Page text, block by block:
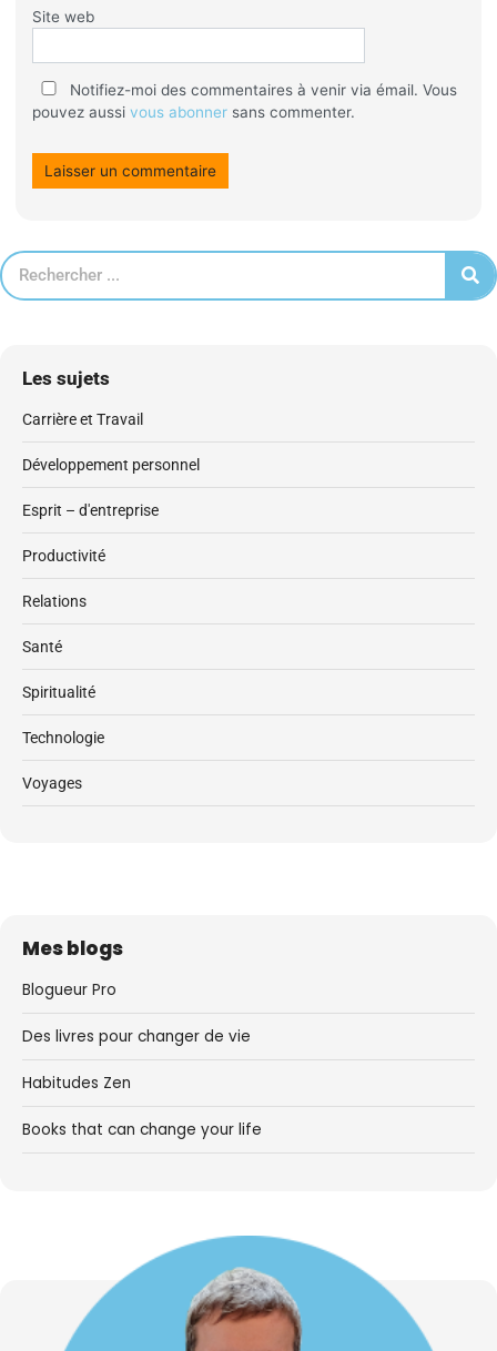
Site web
Notifiez-moi des commentaires à venir via émail. Vous
pouvez aussi vous abonnersans commenter.
Les sujets
Carrière et Travail
Développement personnel
Esprit – d'entreprise
Productivité
Relations
Santé
Spiritualité
Technologie
Voyages
Mes blogs
Blogueur Pro
Des livres pour changer de vie
Habitudes Zen
Books that can change your life